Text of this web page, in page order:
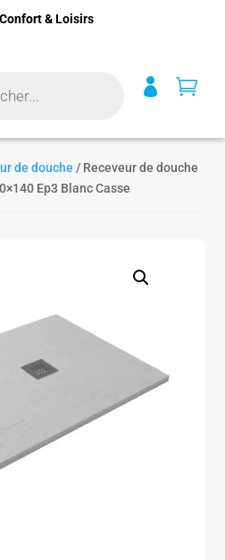
 
de douche / Receveur de douche
Ep3 Blanc Casse